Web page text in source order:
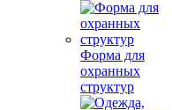
Форма для
охранных
структур